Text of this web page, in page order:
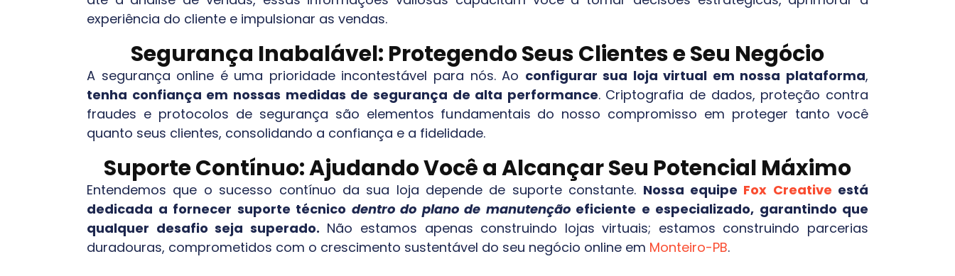
experiência do cliente e impulsionar as vendas.
Segurança Inabalável: Protegendo Seus Clientes e Seu Negócio
A segurança online é uma prioridade incontestável para nós. Ao configurar sua loja virtual em nossa plataforma,
tenha confiança em nossas medidas de segurança de alta performance. Criptografia de dados, proteção contra
fraudes e protocolos de segurança são elementos fundamentais do nosso compromisso em proteger tanto você
quanto seus clientes, consolidando a confiança e a fidelidade.
Suporte Contínuo: Ajudando Você a Alcançar Seu Potencial Máximo
Entendemos que o sucesso contínuo da sua loja depende de suporte constante. Nossa equipe Fox Creative está
dedicada a fornecer suporte técnico dentro do plano de manutençãoeficiente e especializado, garantindo que
qualquer desafio seja superado. Não estamos apenas construindo lojas virtuais; estamos construindo parcerias
duradouras, comprometidos com o crescimento sustentável do seu negócio online em Monteiro-PB.